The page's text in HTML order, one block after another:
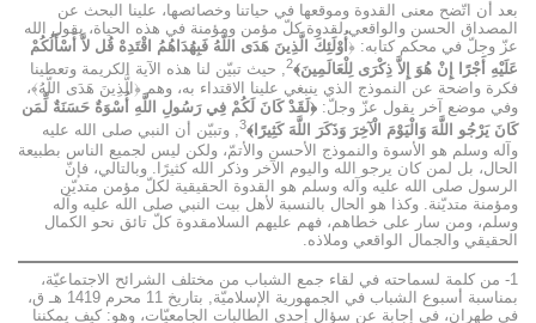
بعد أن اتّضح معنى القدوة وموقعها في حياتنا وخصائصها، علينا البحث عن
المصداق الحسن والواقعي لقدوة كلّ مؤمن ومؤمنة في هذه الحياة، يقول الله
عزّ وجلّ في محكم كتابه: ﴿ أُوْلَئِكَ الَّذِينَ هَدَى اللّهُ فَبِهُدَاهُمُ اقْتَدِهْ قُل لاَّ أَسْأَلُكُمْ
عَلَيْهِ أَجْرًا إِنْ هُوَ إِلاَّ ذِكْرَى لِلْعَالَمِينَ﴾2, حيث تبيّن لنا هذه الآية الكريمة وتعطينا
فكرة واضحة عن النموذج الذي ينبغي علينا الاقتداء به، وهم ﴿الَّذِينَ هَدَى اللّهُ﴾،
وفي موضع آخر يقول عزّ وجلّ: ﴿لَقَدْ كَانَ لَكُمْ فِي رَسُولِ اللَّهِ أُسْوَةٌ حَسَنَةٌ لِّمَن
كَانَ يَرْجُو اللَّهَ وَالْيَوْمَ الْآخِرَ وَذَكَرَ اللَّهَ كَثِيرًا﴾3, وتبيّن أن النبي صلى الله عليه
وآله وسلم هو الأسوة والنموذج الأحسن والأتمّ، ولكن ليس لجميع الناس بطبيعة
الحال، بل لمن كان يرجو الله واليوم الآخر وذكر الله كثيرًا. وبالتالي، فإنّ
الرسول صلى الله عليه وآله وسلم هو القدوة الحقيقية لكلّ مؤمن متديّن
ومؤمنة متديّنة. وكذا هو الحال بالنسبة لأهل بيت النبي صلى الله عليه وآله
وسلم، ومن سار على خطاهم، فهم عليهم السلامقدوة كلّ تائق نحو الكمال
الحقيقي والجمال الواقعي وملاذه.
1- من كلمة لسماحته في لقاء جمع الشباب من مختلف الشرائح الاجتماعيّة،
بمناسبة أسبوع الشباب في الجمهورية الإسلاميّة, بتاريخ 11 محرم 1419 هـ ق،
في طهران، في إجابة عن سؤال إحدى الطالبات الجامعيّات، وهو: كيف يمكننا